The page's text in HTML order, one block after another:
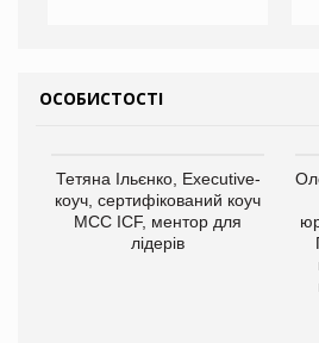
ОСОБИСТОСТІ
Тетяна Ільєнко, Executive-
коуч, сертифікований коуч
МСС ICF, ментор для
лідерів